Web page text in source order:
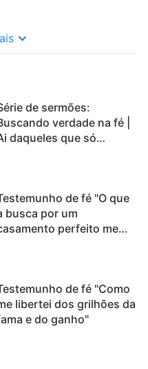
de sermões:
verdade na fé |
daqueles que só
de fé "O que
busca por um
perfeito me
de fé "Como
libertei dos grilhões da
e do ganho"